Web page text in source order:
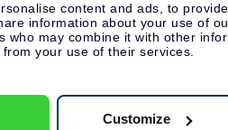
content and ads, to
information about your use of
who may combine it with other
your use of their services.
Customize
NL 8538.62.722B01